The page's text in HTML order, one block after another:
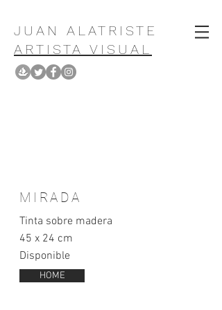
JUAN ALATRISTE
ARTISTA VISUAL
MIRADA
Tinta sobre madera
45 x 24 cm
Disponible
HOME